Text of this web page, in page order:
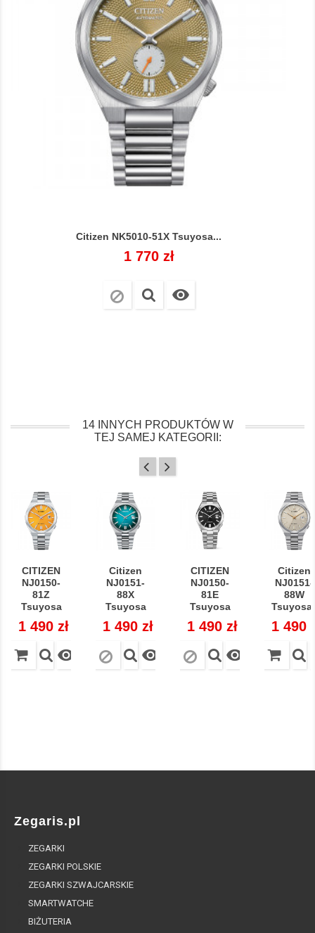
Citizen NK5010-51X Tsuyosa...
Cena
1 770 zł

14 INNYCH PRODUKTÓW W
TEJ SAMEJ KATEGORII:
CITIZEN
NJ0150-
81Z
Tsuyosa
Cena
1 490 zł

Citizen
NJ0151-
88X
Tsuyosa
Cena
1 490 zł

CITIZEN
NJ0150-
81E
Tsuyosa
Cena
1 490 zł

Citizen
NJ0151-
88W
Cena
1 490
Zegaris.pl
ZEGARKI
ZEGARKI POLSKIE
ZEGARKI SZWAJCARSKIE
SMARTWATCHE
BIŻUTERIA